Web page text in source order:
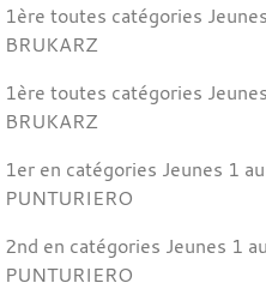
1ère toutes catégories
BRUKARZ
1ère toutes catégories
BRUKARZ
1er en catégories Jeunes 1
PUNTURIERO
2nd en catégories Jeunes 1
PUNTURIERO